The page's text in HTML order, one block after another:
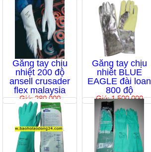
Găng tay chịu
nhiệt 200 độ
ansell crusader
flex malaysia
Giá: 280,000
Găng tay chịu
nhiêt BLUE
EAGLE đài loan
800 độ
Giá: 1,500,000